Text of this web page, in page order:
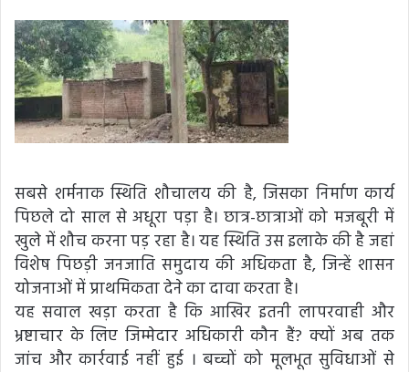
सबसे शर्मनाक स्थिति शौचालय की है, जिसका निर्माण कार्य
पिछले दो साल से अधूरा पड़ा है। छात्र-छात्राओं को मजबूरी में
खुले में शौच करना पड़ रहा है। यह स्थिति उस इलाके की है जहां
विशेष पिछड़ी जनजाति समुदाय की अधिकता है, जिन्हें शासन
योजनाओं में प्राथमिकता देने का दावा करता है।
यह सवाल खड़ा करता है कि आखिर इतनी लापरवाही और
भ्रष्टाचार के लिए जिम्मेदार अधिकारी कौन हैं? क्यों अब तक
जांच और कार्रवाई नहीं हुई । बच्चों को मूलभूत सुविधाओं से